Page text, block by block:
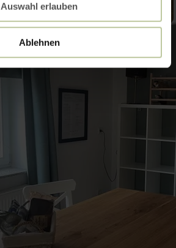
Auswahl erlauben
Ablehnen